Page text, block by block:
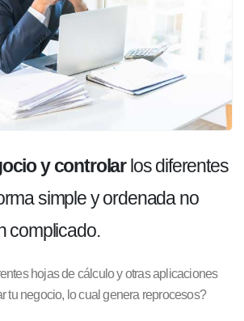
y controlarlos diferentes
simple y ordenada no
complicado.
hojas de cálculo y otras aplicaciones
tu negocio, lo cual genera reprocesos?